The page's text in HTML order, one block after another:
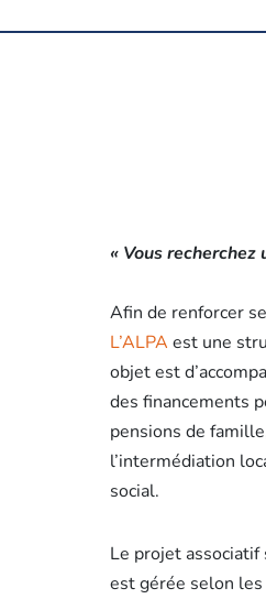
« Vous
Afin de renforcer
L’ALPA est une
objet est
des financements
pensions de
l’intermédiation
social.
Le projet associatif
est gérée selon